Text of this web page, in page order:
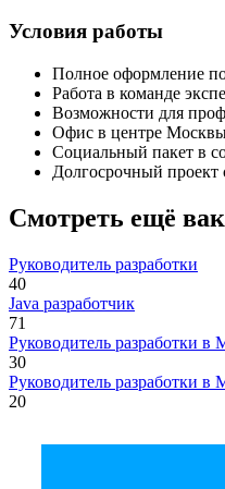
Условия работы
Полное оформление
Работа в команде
Возможности для
Офис в центре
Социальный пакет в
Долгосрочный проект
Смотреть ещё
Руководитель разработки
40
Java разработчик
71
Руководитель разработки в
30
Руководитель разработки
20